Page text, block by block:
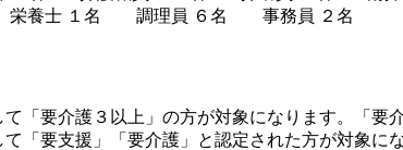
養士 １名 調理員 ６名 事務員 ２名
７
要介護３以上」の方が対象になります。「要
要支援」「要介護」と認定された方が対象にな